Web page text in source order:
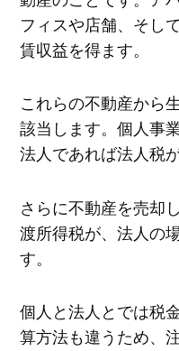
フィスや店舗、そし
賃収益を得ます。
これらの不動産から
該当します。個人事
法人であれば法人税
さらに不動産を売却
渡所得税が、法人の
す。
個人と法人とでは税
算方法も違うため、